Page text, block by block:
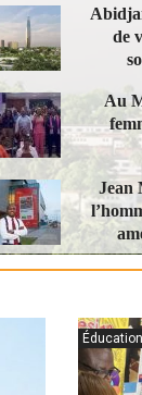
de
Au
Jean
SILA
Éducation